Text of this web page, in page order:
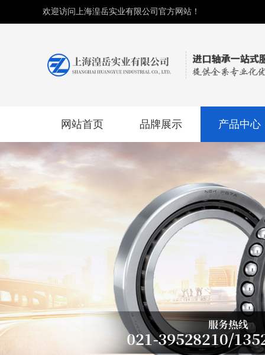
欢迎访问上海湟岳实业有限公司官方网站！
网站首页 品牌展示 产品中心